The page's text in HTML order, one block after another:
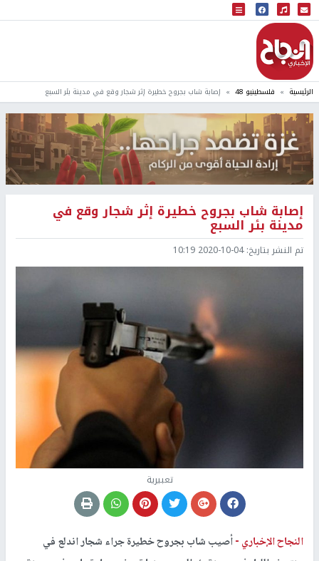
البث المباشر
إذاعة النجاح
الرئيسية فلسطينيو 48 إصابة شاب بجروح خطيرة إثر شجار وقع في مدينة بئر السبع
إصابة شاب بجروح خطيرة إثر شجار وقع في
مدينة بئر السبع
تم النشر بتاريخ:2020-10-04 10:19
تعبيرية
النجاح الإخباري -أصيب شاب بجروح خطيرة جراء شجار اندلع في